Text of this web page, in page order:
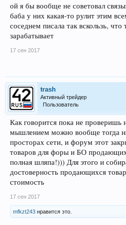
ой я бы вообще не советовал
баба у них какая-то рулит этим
соседнем писала так вскользь,
зарабатывает
17 сен 2017
trash
Активный трейдер
Пользователь
Как говорится пока не проверишь
мышлением можно вообще тогда
просторах сети, и форум этот
товаров для форы и БО
полная шляпа!))) Для этого и
достоверность продающихся
стоимость
17 сен 2017
mfkzt243 нравится это.